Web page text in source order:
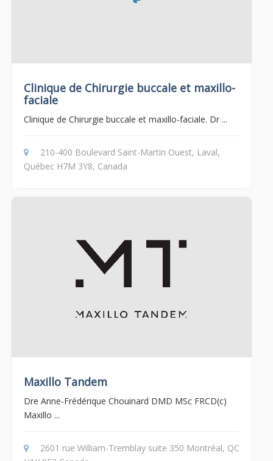
Clinique de Chirurgie buccale et maxillo-
faciale
Clinique de Chirurgie buccale et maxillo-faciale. Dr ...
210-400 Boulevard Saint-Martin Ouest, Laval,
Québec H7M 3Y8, Canada
Maxillo Tandem
Dre Anne-Frédérique Chouinard DMD MSc FRCD(c)
Maxillo ...
2601 rue William-Tremblay suite 350 Montréal, QC